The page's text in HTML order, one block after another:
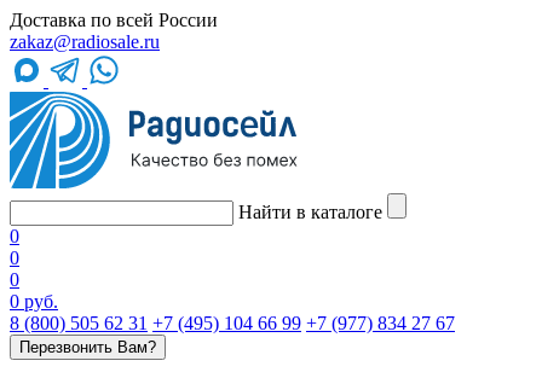
Доставка по всей России
zakaz@radiosale.ru
Найти в каталоге
0
0
0
0 руб.
8 (800) 505 62 31 +7 (495) 104 66 99 +7 (977) 834 27 67
Перезвонить Вам?